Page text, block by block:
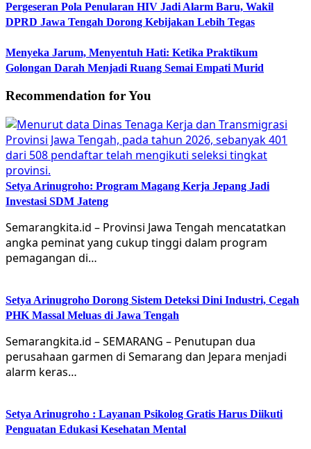
Pergeseran Pola Penularan HIV Jadi Alarm Baru, Wakil
DPRD Jawa Tengah Dorong Kebijakan Lebih Tegas
Menyeka Jarum, Menyentuh Hati: Ketika Praktikum
Golongan Darah Menjadi Ruang Semai Empati Murid
Recommendation for You
Setya Arinugroho: Program Magang Kerja Jepang Jadi
Investasi SDM Jateng
Semarangkita.id – Provinsi Jawa Tengah mencatatkan
angka peminat yang cukup tinggi dalam program
pemagangan di…
Setya Arinugroho Dorong Sistem Deteksi Dini Industri, Cegah
PHK Massal Meluas di Jawa Tengah
Semarangkita.id – SEMARANG – Penutupan dua
perusahaan garmen di Semarang dan Jepara menjadi
alarm keras…
Setya Arinugroho : Layanan Psikolog Gratis Harus Diikuti
Penguatan Edukasi Kesehatan Mental